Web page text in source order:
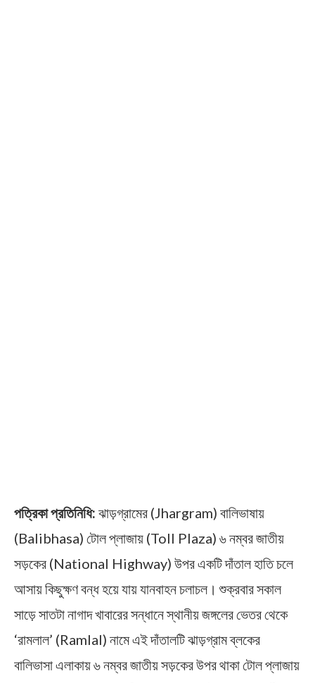
পত্রিকা প্রতিনিধি: ঝাড়গ্রামের (Jhargram) বালিভাষায়
(Balibhasa) টোল প্লাজায় (Toll Plaza) ৬ নম্বর জাতীয়
সড়কের (National Highway) উপর একটি দাঁতাল হাতি চলে
আসায় কিছুক্ষণ বন্ধ হয়ে যায় যানবাহন চলাচল। শুক্রবার সকাল
সাড়ে সাতটা নাগাদ খাবারের সন্ধানে স্থানীয় জঙ্গলের ভেতর থেকে
‘রামলাল’ (Ramlal) নামে এই দাঁতালটি ঝাড়গ্রাম ব্লকের
বালিভাসা এলাকায় ৬ নম্বর জাতীয় সড়কের উপর থাকা টোল প্লাজায়